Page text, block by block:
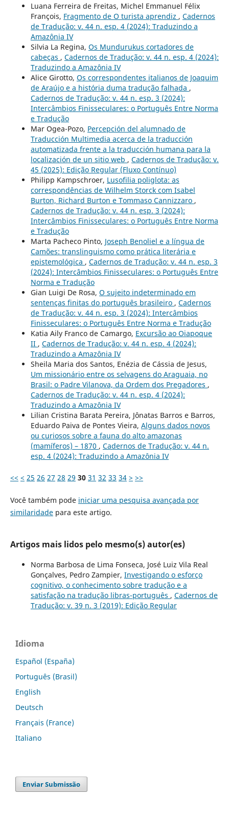
Luana Ferreira de Freitas, Michel Emmanuel Félix
François, Fragmento de O turista aprendiz , Cadernos
de Tradução: v. 44 n. esp. 4 (2024): Traduzindo a
Amazônia IV
Silvia La Regina, Os Mundurukus cortadores de
cabeças , Cadernos de Tradução: v. 44 n. esp. 4 (2024):
Traduzindo a Amazônia IV
Alice Girotto, Os correspondentes italianos de Joaquim
de Araújo e a história duma tradução falhada ,
Cadernos de Tradução: v. 44 n. esp. 3 (2024):
Intercâmbios Finisseculares: o Português Entre Norma
e Tradução
Mar Ogea-Pozo, Percepción del alumnado de
Traducción Multimedia acerca de la traducción
automatizada frente a la traducción humana para la
localización de un sitio web , Cadernos de Tradução: v.
45 (2025): Edição Regular (Fluxo Contínuo)
Philipp Kampschroer, Lusofilia poliglota: as
correspondências de Wilhelm Storck com Isabel
Burton, Richard Burton e Tommaso Cannizzaro ,
Cadernos de Tradução: v. 44 n. esp. 3 (2024):
Intercâmbios Finisseculares: o Português Entre Norma
e Tradução
Marta Pacheco Pinto, Joseph Benoliel e a língua de
Camões: translinguismo como prática literária e
epistemológica , Cadernos de Tradução: v. 44 n. esp. 3
(2024): Intercâmbios Finisseculares: o Português Entre
Norma e Tradução
Gian Luigi De Rosa, O sujeito indeterminado em
sentenças finitas do português brasileiro , Cadernos
de Tradução: v. 44 n. esp. 3 (2024): Intercâmbios
Finisseculares: o Português Entre Norma e Tradução
Katia Aily Franco de Camargo, Excursão ao Oiapoque
II , Cadernos de Tradução: v. 44 n. esp. 4 (2024):
Traduzindo a Amazônia IV
Sheila Maria dos Santos, Enézia de Cássia de Jesus,
Um missionário entre os selvagens do Araguaia, no
Brasil: o Padre Vilanova, da Ordem dos Pregadores ,
Cadernos de Tradução: v. 44 n. esp. 4 (2024):
Traduzindo a Amazônia IV
Lilian Cristina Barata Pereira, Jônatas Barros e Barros,
Eduardo Paiva de Pontes Vieira, Alguns dados novos
ou curiosos sobre a fauna do alto amazonas
(mamíferos) – 1870 , Cadernos de Tradução: v. 44 n.
esp. 4 (2024): Traduzindo a Amazônia IV
<< < 25 26 27 28 29 30 31 32 33 34 > >>
Você também pode iniciar uma pesquisa avançada por
similaridadepara este artigo.
Artigos mais lidos pelo mesmo(s) autor(es)
Norma Barbosa de Lima Fonseca, José Luiz Vila Real
Gonçalves, Pedro Zampier, Investigando o esforço
cognitivo, o conhecimento sobre tradução e a
satisfação na tradução libras-português , Cadernos de
Tradução: v. 39 n. 3 (2019): Edição Regular
Idioma
Español (España)
Português (Brasil)
English
Deutsch
Français (France)
Italiano
Enviar Submissão